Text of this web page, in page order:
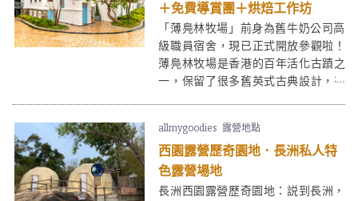
＋免費導賞團＋烘焙工作坊
「薄鳧林牧場」前身為舊牛奶公司高
級職員宿舍，現已正式開放參觀啦！
薄鳧林牧場是香港的百年活化古蹟之
一，保留了很多舊英式古典設計，有
團、烘焙工作坊等，讓大家可以了解
牧場歷史和運作！
allmygoodies 露營地點
西園露營歷奇園地．長洲私人特
色露營場地
長洲西園露營歷奇園地：説到長洲，